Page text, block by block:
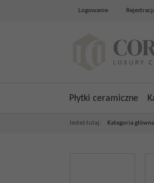
Logowanie
Płytki ceramiczne
Jesteś tutaj: Kategoria główna